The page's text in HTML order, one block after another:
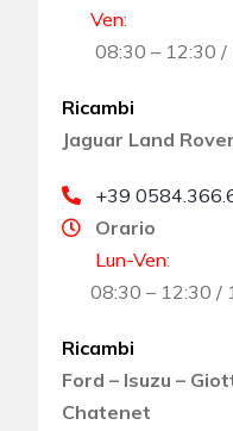
Ven:
08:30 – 12:30 /
Ricambi
Jaguar Land Rover
+39
Orario
Lun-Ven:
08:30 – 12:30 /
Ricambi
Ford – Isuzu –
Chatenet